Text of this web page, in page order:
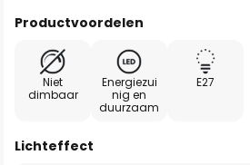
Productvoordelen
Niet
dimbaar
Energiezui
nig en
duurzaam
E27
Lichteffect